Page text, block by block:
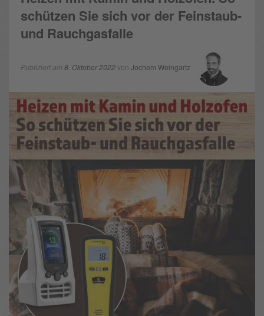
schützen Sie sich vor der Feinstaub-
und Rauchgasfalle
Publiziert am 8. Oktober 2022von Jochem Weingartz